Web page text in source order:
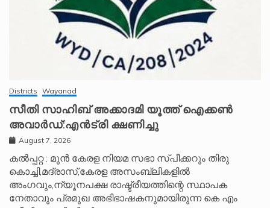
Districts Wayanad
സീതി സാഹിബ് അക്കാദമി യൂത്ത് ഐക്കൺ
അവാർഡ്:എൻട്രി ക്ഷണിച്ചു
August 7, 2026
കൽപ്പറ്റ : മുൻ കേരള നിയമ സഭാ സ്പീക്കറും തിരു
കൊച്ചി,മദ്രാസ്,കേരള അസംബ്ലികളിൽ
അംഗവും,ന്യൂനപക്ഷ രാഷ്ട്രീയത്തിന്റെ സ്ഥാപക
നേതാവും പ്രമുഖ അഭിഭാഷകനുമായിരുന്ന കെ എം